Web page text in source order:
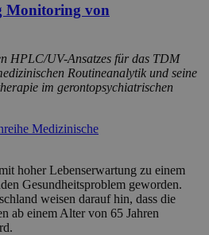
Monitoring von
HPLC/UV-Ansatzes für das TDM
Routineanalytik und seine
im gerontopsychiatrischen
Medizinische
hoher Lebenserwartung zu einem
Gesundheitsproblem geworden.
weisen darauf hin, dass die
ab einem Alter von 65 Jahren